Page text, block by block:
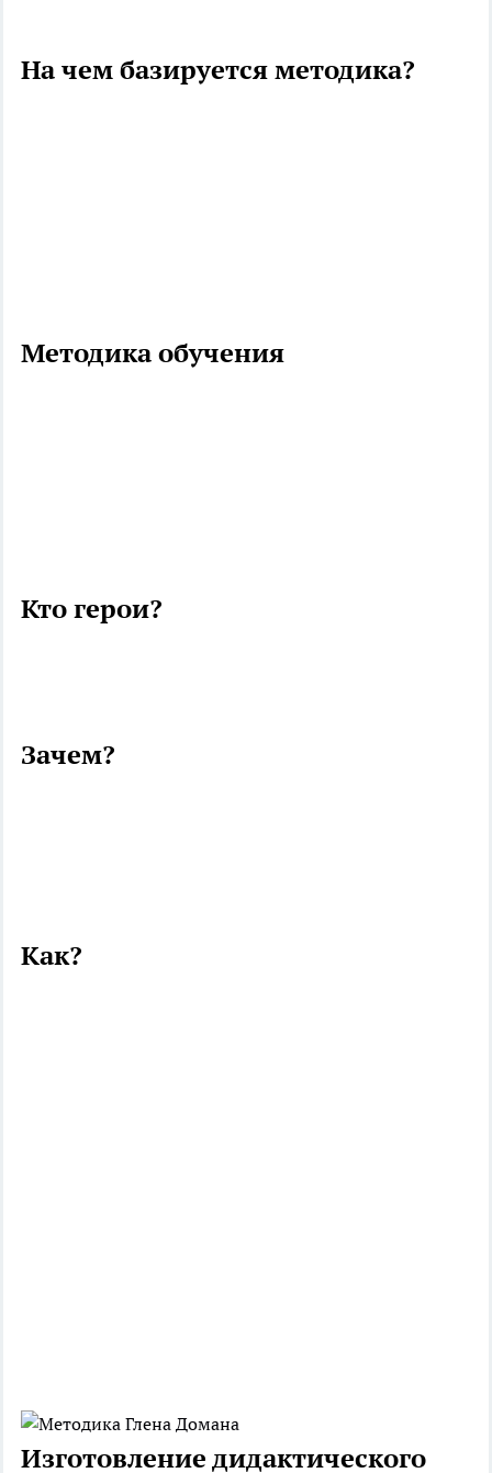
На чем базируется методика?
Методика обучения
Кто герои?
Зачем?
Как?
Изготовление дидактического